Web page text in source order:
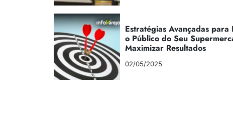
Estratégias Avançadas para
o Público do Seu
Maximizar Resultados
02/05/2025